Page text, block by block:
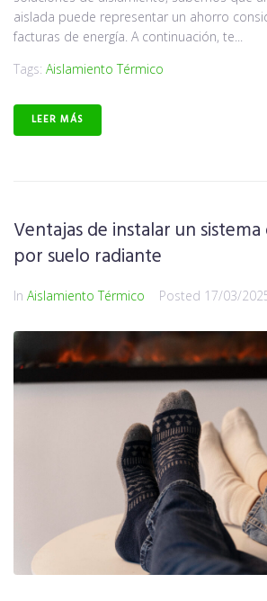
aislada puede representar un ahorro
facturas de energía. A continuación, te...
Tags: Aislamiento Térmico
LEER MÁS
Ventajas de instalar un
por suelo radiante
In Aislamiento Térmico Posted 17/03/